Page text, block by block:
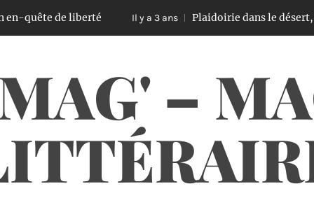
de liberté Il y a 3 ans Plaidoirie dans le désert, un
–